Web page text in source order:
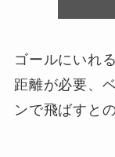
ゴールにいれる
距離が必要、
ンで飛ばすと